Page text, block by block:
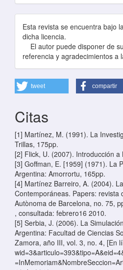
Esta revista se encuentra bajo
dicha licencia.
El autor puede disponer de
referencia y agradecimientos a
tweet compartir
Citas
[1] Martínez, M. (1991). La
Trillas, 175pp.
[2] Flick, U. (2007). Introducción
[3] Goffman, E. [1959] (1971). La
Argentina: Amorrortu, 165pp.
[4] Martínez Barreiro, A. (2004).
Contemporáneas. Papers:
Autònoma de Barcelona, no. 75,
, consultada: febrero16 2010.
[5] Serbia, J. (2006). La
Argentina: Facultad de Ciencias
Zamora, año III, vol. 3, no. 4, [En